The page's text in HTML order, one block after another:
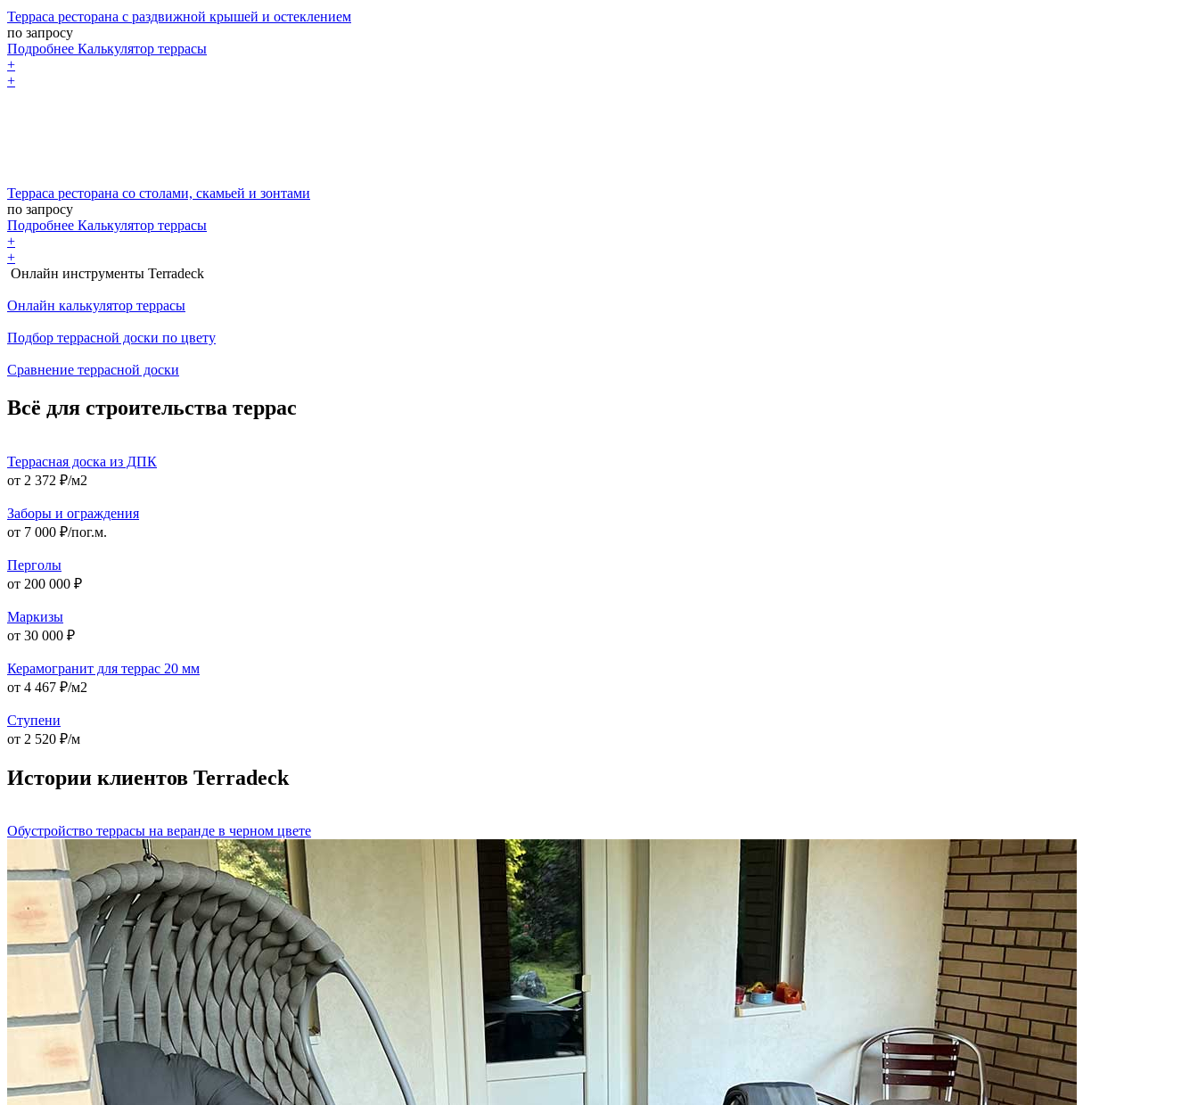
Терраса ресторана с раздвижной крышей и остеклением
по запросу
Подробнее Калькулятор террасы
+
+
Терраса ресторана со столами, скамьей и зонтами
по запросу
Подробнее Калькулятор террасы
+
+
Онлайн инструменты Terradeck
Онлайн калькулятор террасы
Подбор террасной доски по цвету
Сравнение террасной доски
Всё для строительства террас
Террасная доска из ДПК
от 2 372 ₽/м2
Заборы и ограждения
от 7 000 ₽/пог.м.
Перголы
от 200 000 ₽
Маркизы
от 30 000 ₽
Керамогранит для террас 20 мм
от 4 467 ₽/м2
Ступени
от 2 520 ₽/м
Истории клиентов Terradeck
Обустройство террасы на веранде в черном цвете